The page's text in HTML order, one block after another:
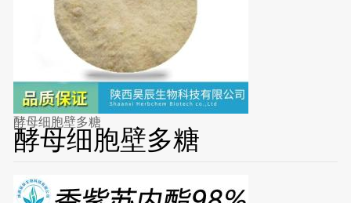
酵母细胞壁多糖
酵母细胞壁多糖